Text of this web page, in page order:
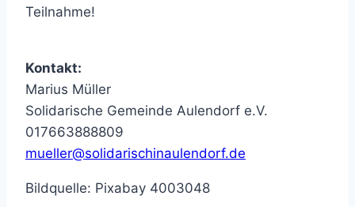
Teilnahme!
Kontakt:
Marius Müller
Solidarische Gemeinde Aulendorf e.V.
017663888809
mueller@solidarischinaulendorf.de
Bildquelle: Pixabay 4003048